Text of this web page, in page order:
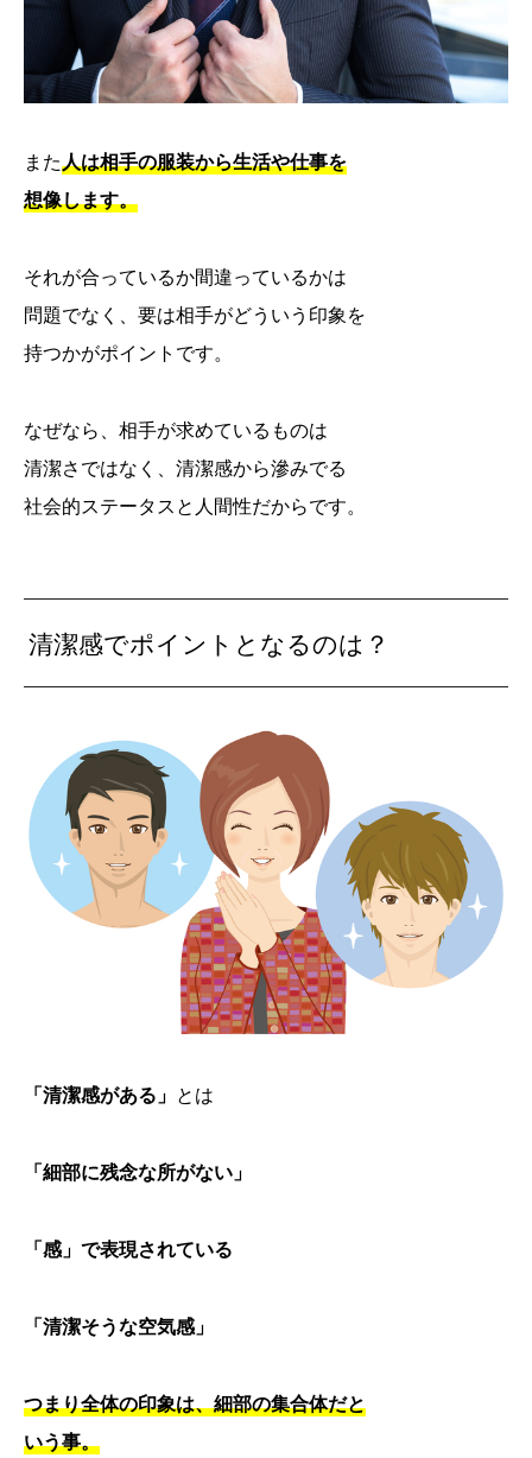
また人は相手の服装から生活や仕事を
想像します。
それが合っているか間違っているかは
問題でなく、要は相手がどういう印象を
持つかがポイントです。
なぜなら、相手が求めているものは
清潔さではなく、清潔感から滲みでる
社会的ステータスと人間性だからです。
清潔感でポイントとなるのは？
「清潔感がある」 とは
「細部に残念な所がない」
「感」で表現されている
「清潔そうな空気感」
つまり全体の印象は、細部の集合体だと
いう事。